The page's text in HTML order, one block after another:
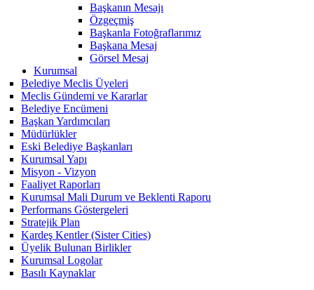
Başkanın Mesajı
Özgeçmiş
Başkanla Fotoğraflarımız
Başkana Mesaj
Görsel Mesaj
Kurumsal
Belediye Meclis Üyeleri
Meclis Gündemi ve Kararlar
Belediye Encümeni
Başkan Yardımcıları
Müdürlükler
Eski Belediye Başkanları
Kurumsal Yapı
Misyon - Vizyon
Faaliyet Raporları
Kurumsal Mali Durum ve Beklenti Raporu
Performans Göstergeleri
Stratejik Plan
Kardeş Kentler (Sister Cities)
Üyelik Bulunan Birlikler
Kurumsal Logolar
Basılı Kaynaklar